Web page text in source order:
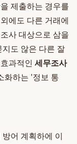
제출하는 경우를
에도 다른 거래에
사 대상으로 삼을
도 않은 다른 잘
과적인 세무조사
화하는 '정보 통
어 계획하에 이